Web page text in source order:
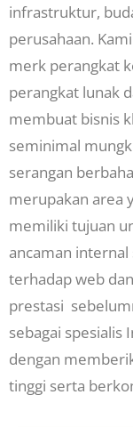
infrastruktur,
perusahaan.
merk perangkat
perangkat lunak
membuat bisnis
seminimal
serangan
merupakan area
memiliki tujuan
ancaman
terhadap web
prestasi
sebagai spesialis
dengan
tinggi serta